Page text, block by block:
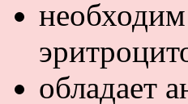
обладает